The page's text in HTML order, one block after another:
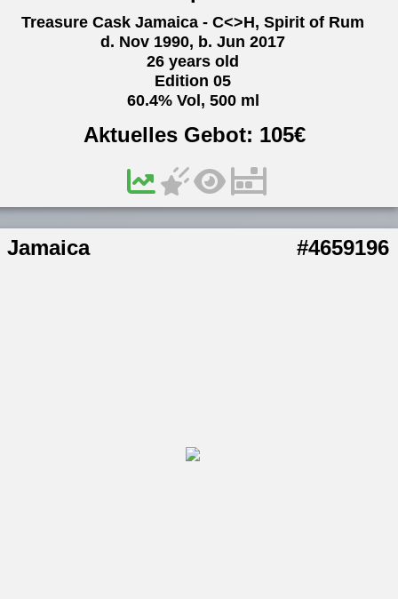
Treasure Cask Jamaica - C<>H, Spirit of Rum
d. Nov 1990, b. Jun 2017
26 years old
Edition 05
60.4% Vol, 500 ml
Aktuelles Gebot: 105€
Jamaica #4659196